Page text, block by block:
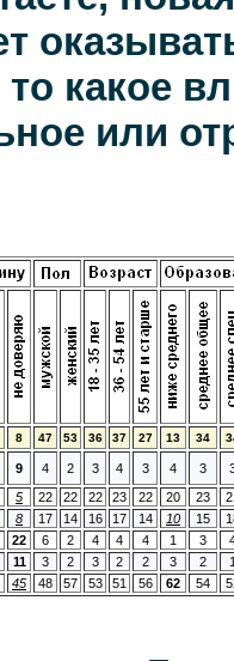
то какое
или
8 47 53 36 37 27 13 34
9 4 2 3 4 3 4 3
5 22 22 22 23 22 20 23
8 17 14 16 17 14 10 15
22 6 2 4 4 4 1 3
11 3 2 3 2 2 3 2
45 48 57 53 51 56 62 54